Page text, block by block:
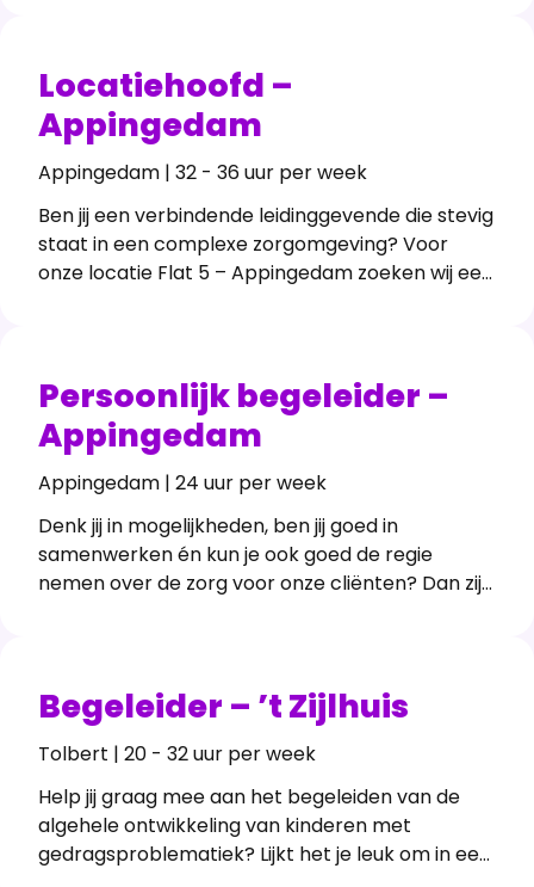
afwisseling en de kans om brede ervaring op te
doen. Past dit bij jou? Lees dan verder.
Locatiehoofd –
Appingedam
Appingedam | 32 - 36 uur per week
Ben jij een verbindende leidinggevende die stevig
staat in een complexe zorgomgeving? Voor
onze locatie Flat 5 – Appingedam zoeken wij een
en kwalitatief goede zorg.
Persoonlijk begeleider –
Appingedam
Appingedam | 24 uur per week
Denk jij in mogelijkheden, ben jij goed in
samenwerken én kun je ook goed de regie
nemen over de zorg voor onze cliënten? Dan zijn
Begeleider – ’t Zijlhuis
Tolbert | 20 - 32 uur per week
Help jij graag mee aan het begeleiden van de
algehele ontwikkeling van kinderen met
gedragsproblematiek? Lijkt het je leuk om in een